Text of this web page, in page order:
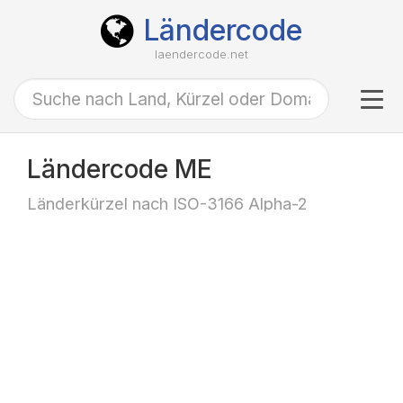
Ländercode
laendercode.net
Ländercode ME
Länderkürzel nach ISO-3166 Alpha-2